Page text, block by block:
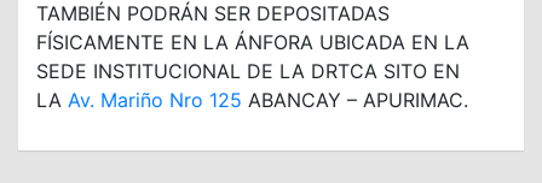
TAMBIÉN PODRÁN SER DEPOSITADAS
FÍSICAMENTE EN LA ÁNFORA UBICADA EN LA
SEDE INSTITUCIONAL DE LA DRTCA SITO EN
LA Av. Mariño Nro 125 ABANCAY – APURIMAC.